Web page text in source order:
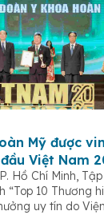
Mỹ được
Việt Nam
Hồ Chí Minh,
“Top 10 Thương
uy tín do